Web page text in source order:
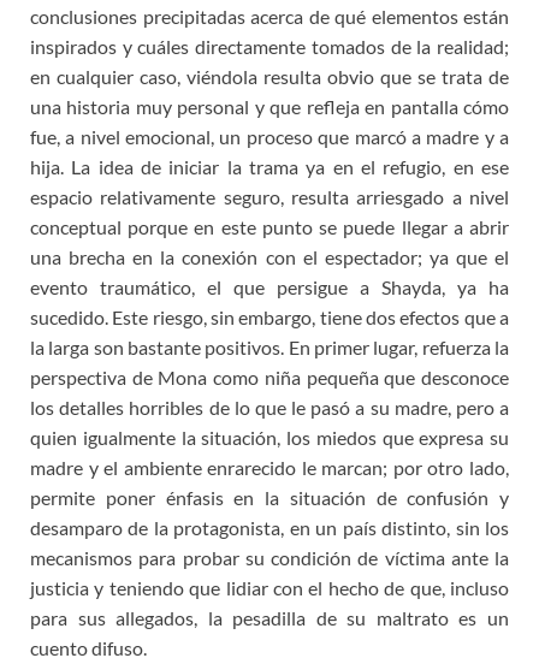
conclusiones precipitadas acerca de qué elementos están
inspirados y cuáles directamente tomados de la realidad;
en cualquier caso, viéndola resulta obvio que se trata de
una historia muy personal y que refleja en pantalla cómo
fue, a nivel emocional, un proceso que marcó a madre y a
hija. La idea de iniciar la trama ya en el refugio, en ese
espacio relativamente seguro, resulta arriesgado a nivel
conceptual porque en este punto se puede llegar a abrir
una brecha en la conexión con el espectador; ya que el
evento traumático, el que persigue a Shayda, ya ha
sucedido. Este riesgo, sin embargo, tiene dos efectos que a
la larga son bastante positivos. En primer lugar, refuerza la
perspectiva de Mona como niña pequeña que desconoce
los detalles horribles de lo que le pasó a su madre, pero a
quien igualmente la situación, los miedos que expresa su
madre y el ambiente enrarecido le marcan; por otro lado,
permite poner énfasis en la situación de confusión y
desamparo de la protagonista, en un país distinto, sin los
mecanismos para probar su condición de víctima ante la
justicia y teniendo que lidiar con el hecho de que, incluso
para sus allegados, la pesadilla de su maltrato es un
cuento difuso.